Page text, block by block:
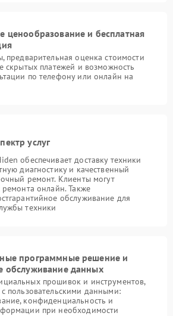
ценообразование и бесплатная
предварительная оценка стоимости
скрытых платежей и возможность
по телефону или онлайн на
услуг
обеспечивает доставку техники
диагностику и качественный
ремонт. Клиенты могут
ремонта онлайн. Также
обслуживание для
техники
программные решение и
обслуживание данных
прошивок и инструментов,
пользовательскими данными:
конфиденциальность и
при необходимости